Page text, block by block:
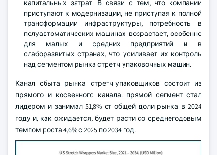
капитальных затрат. В связи с тем, что компании
приступают к модернизации, не приступая к полной
трансформации инфраструктуры, потребность в
полуавтоматических машинах возрастает, особенно
для малых и средних предприятий и в
слаборазвитых странах, что усиливает их контроль
над сегментом рынка стретч-упаковочных машин.
Канал сбыта рынка стретч-упаковщиков состоит из
прямого и косвенного канала. прямой сегмент стал
лидером и занимал 51,8% от общей доли рынка в 2024
году и, как ожидается, будет расти со среднегодовым
темпом роста 4,6% с 2025 по 2034 год.